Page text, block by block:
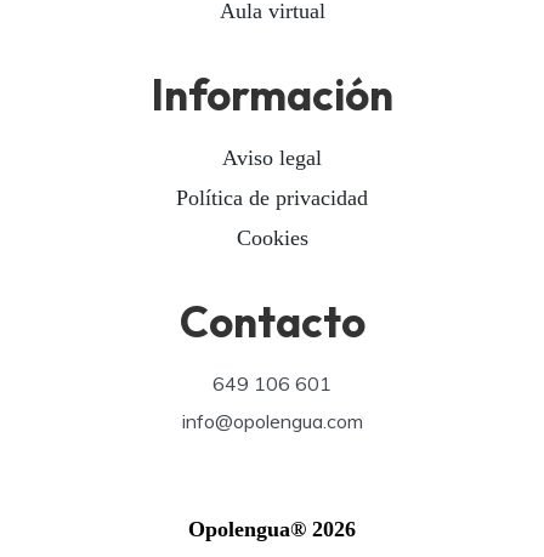
Aula virtual
Información
Aviso legal
Política de privacidad
Cookies
Contacto
649 106 601
info@opolengua.com
Opolengua® 2026